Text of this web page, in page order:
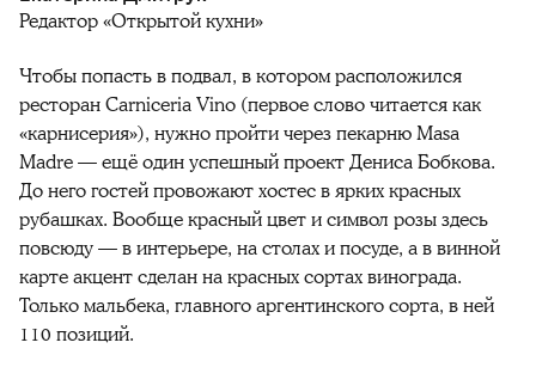
Редактор «Открытой кухни»
Чтобы попасть в подвал, в котором расположился
ресторан Carniceria Vino (первое слово читается как
«карнисерия»), нужно пройти через пекарню Masa
Madre — ещё один успешный проект Дениса Бобкова.
До него гостей провожают хостес в ярких красных
рубашках. Вообще красный цвет и символ розы здесь
повсюду — в интерьере, на столах и посуде, а в винной
карте акцент сделан на красных сортах винограда.
Только мальбека, главного аргентинского сорта, в ней
110 позиций.